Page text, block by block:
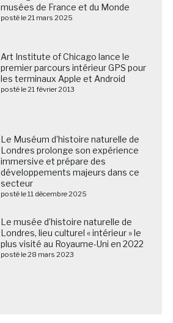
musées de France et du Monde
posté le 21 mars 2025
Art Institute of Chicago lance le
premier parcours intérieur GPS pour
les terminaux Apple et Android
posté le 21 février 2013
Le Muséum d’histoire naturelle de
Londres prolonge son expérience
immersive et prépare des
développements majeurs dans ce
secteur
posté le 11 décembre 2025
Le musée d’histoire naturelle de
Londres, lieu culturel « intérieur » le
plus visité au Royaume-Uni en 2022
posté le 28 mars 2023